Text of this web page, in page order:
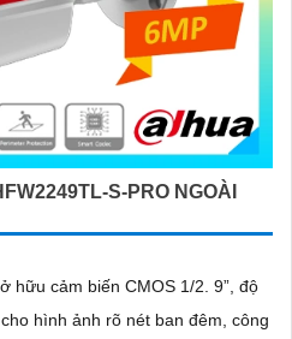
S-PRO NGOÀI
hữu cảm biến CMOS 1/2. 9”, độ
hình ảnh rõ nét ban đêm, công